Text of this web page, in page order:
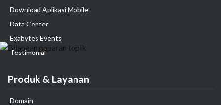
Download Aplikasi Mobile
Data Center
Exabytes Events
Testimonial
Produk & Layanan
Domain